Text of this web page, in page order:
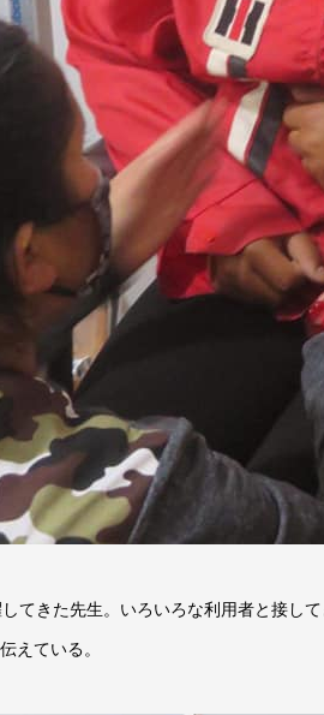
てきた先生。いろいろな利用者と接し
えている。